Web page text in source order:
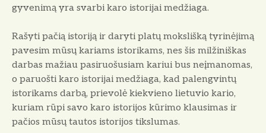
gyvenimą yra svarbi karo istorijai medžiaga.
Rašyti pačią istoriją ir daryti platų mokslišką tyrinėjimą
pavesim mūsų kariams istorikams, nes šis milžiniškas
darbas mažiau pasiruošusiam kariui bus neįmanomas,
o paruošti karo istorijai medžiaga, kad palengvintų
istorikams darbą, prievolė kiekvieno lietuvio kario,
kuriam rūpi savo karo istorijos kūrimo klausimas ir
pačios mūsų tautos istorijos tikslumas.